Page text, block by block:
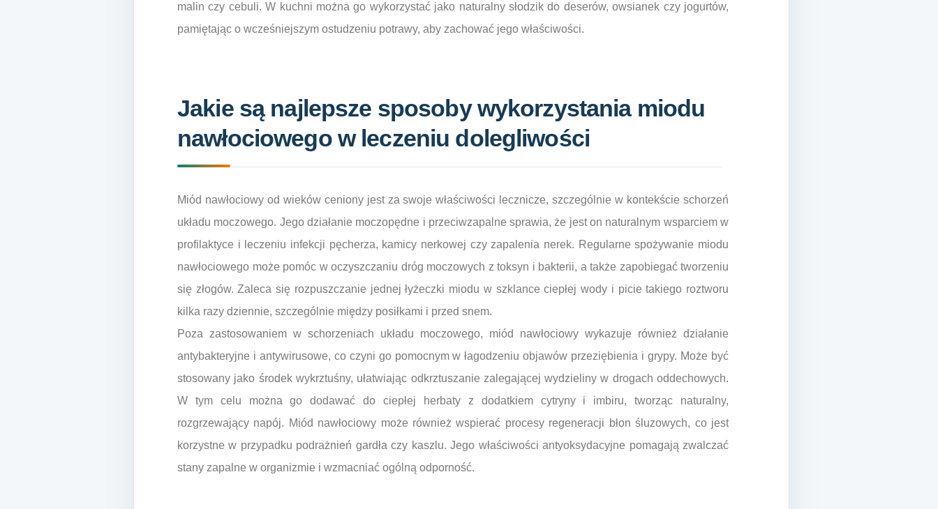
malin czy cebuli. W kuchni można go wykorzystać jako naturalny słodzik do deserów, owsianek czy jogurtów,
pamiętając o wcześniejszym ostudzeniu potrawy, aby zachować jego właściwości.
Jakie są najlepsze sposoby wykorzystania miodu
nawłociowego w leczeniu dolegliwości
Miód nawłociowy od wieków ceniony jest za swoje właściwości lecznicze, szczególnie w kontekście schorzeń
układu moczowego. Jego działanie moczopędne i przeciwzapalne sprawia, że jest on naturalnym wsparciem w
profilaktyce i leczeniu infekcji pęcherza, kamicy nerkowej czy zapalenia nerek. Regularne spożywanie miodu
nawłociowego może pomóc w oczyszczaniu dróg moczowych z toksyn i bakterii, a także zapobiegać tworzeniu
się złogów. Zaleca się rozpuszczanie jednej łyżeczki miodu w szklance ciepłej wody i picie takiego roztworu
kilka razy dziennie, szczególnie między posiłkami i przed snem.
Poza zastosowaniem w schorzeniach układu moczowego, miód nawłociowy wykazuje również działanie
antybakteryjne i antywirusowe, co czyni go pomocnym w łagodzeniu objawów przeziębienia i grypy. Może być
stosowany jako środek wykrztuśny, ułatwiając odkrztuszanie zalegającej wydzieliny w drogach oddechowych.
W tym celu można go dodawać do ciepłej herbaty z dodatkiem cytryny i imbiru, tworząc naturalny,
rozgrzewający napój. Miód nawłociowy może również wspierać procesy regeneracji błon śluzowych, co jest
korzystne w przypadku podrażnień gardła czy kaszlu. Jego właściwości antyoksydacyjne pomagają zwalczać
stany zapalne w organizmie i wzmacniać ogólną odporność.